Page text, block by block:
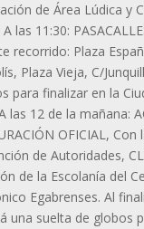
de Área Lúdica y
las 11:30:
recorrido: Plaza
Plaza Vieja, C/
para finalizar en la
las 12 de la mañana:
OFICIAL, Con
de Autoridades,
de la Escolanía del
Egabrenses. Al
una suelta de globos